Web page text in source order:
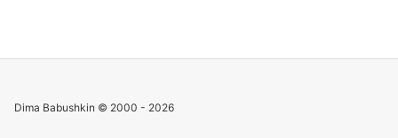
Dima Babushkin © 2000 - 2026